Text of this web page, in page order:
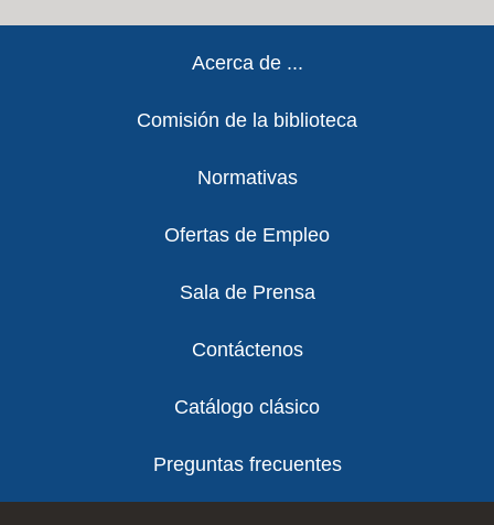
Acerca de ...
Comisión de la biblioteca
Normativas
Ofertas de Empleo
Sala de Prensa
Contáctenos
Catálogo clásico
Preguntas frecuentes